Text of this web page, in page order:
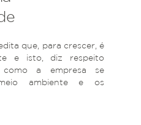
que, para crescer, é
e isto, diz respeito
a empresa se
ambiente e os